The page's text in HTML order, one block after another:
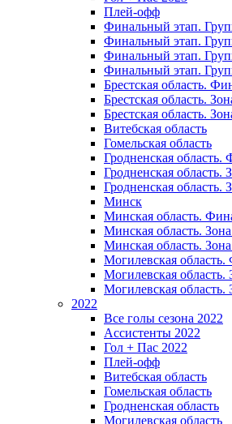
Плей-офф
Финальный этап.
Финальный этап.
Финальный этап.
Финальный этап.
Брестская область.
Брестская область.
Брестская область.
Витебская область
Гомельская область
Гродненская область.
Гродненская область.
Гродненская область.
Минск
Минская область.
Минская область.
Минская область.
Могилевская
Могилевская область.
Могилевская область.
2022
Все голы сезона 2022
Ассистенты 2022
Гол + Пас 2022
Плей-офф
Витебская область
Гомельская область
Гродненская область
Могилевская область